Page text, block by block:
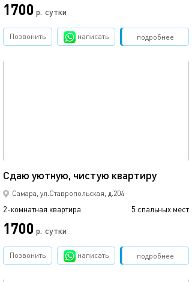
1700 р. сутки
подробнее
Позвонить написать Забронировать
Сдаю уютную, чистую квартиру
Самара, ул.Ставропольская, д.204
2-комнатная квартира 5 спальных мест
1700 р. сутки
подробнее
Позвонить написать Забронировать